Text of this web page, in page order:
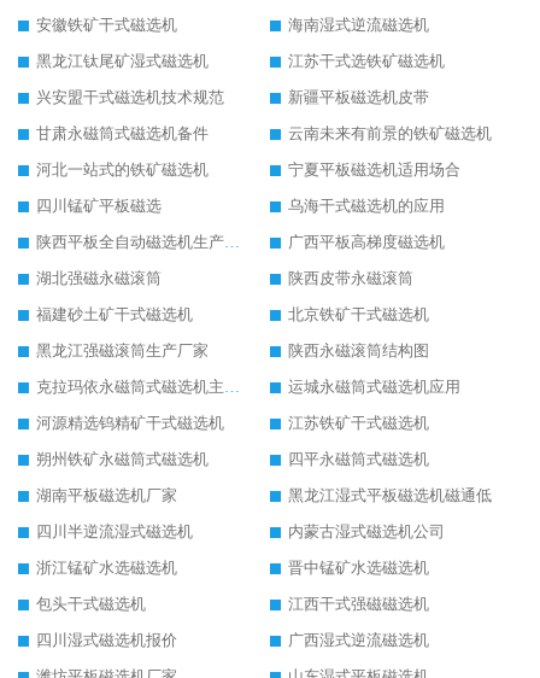
安徽铁矿干式磁选机
海南湿式逆流磁选机
黑龙江钛尾矿湿式磁选机
江苏干式选铁矿磁选机
兴安盟干式磁选机技术规范
新疆平板磁选机皮带
甘肃永磁筒式磁选机备件
云南未来有前景的铁矿磁选机
河北一站式的铁矿磁选机
宁夏平板磁选机适用场合
四川锰矿平板磁选
乌海干式磁选机的应用
陕西平板全自动磁选机生产厂家
广西平板高梯度磁选机
湖北强磁永磁滚筒
陕西皮带永磁滚筒
福建砂土矿干式磁选机
北京铁矿干式磁选机
黑龙江强磁滚筒生产厂家
陕西永磁滚筒结构图
克拉玛依永磁筒式磁选机主要技术参数
运城永磁筒式磁选机应用
河源精选钨精矿干式磁选机
江苏铁矿干式磁选机
朔州铁矿永磁筒式磁选机
四平永磁筒式磁选机
湖南平板磁选机厂家
黑龙江湿式平板磁选机磁通低
四川半逆流湿式磁选机
内蒙古湿式磁选机公司
浙江锰矿水选磁选机
晋中锰矿水选磁选机
包头干式磁选机
江西干式强磁磁选机
四川湿式磁选机报价
广西湿式逆流磁选机